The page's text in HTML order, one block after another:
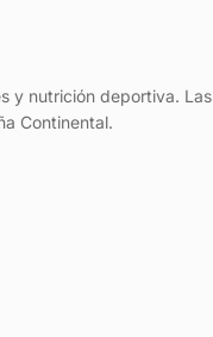
y nutrición deportiva. Las
Continental.